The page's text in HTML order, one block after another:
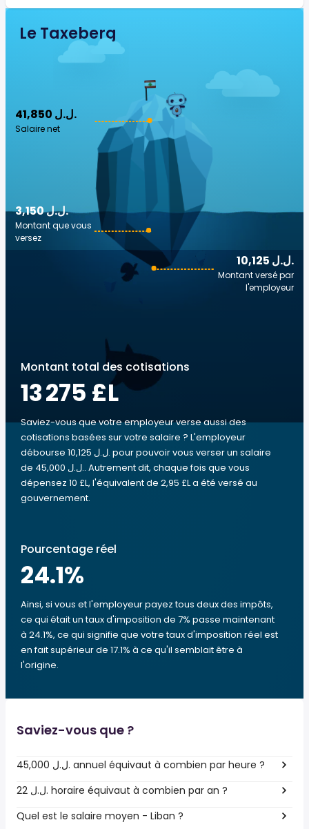
Le Taxeberg
41,850 ل.ل.‎
Salaire net
10,125 ل.ل.‎
Montant versé par
l'employeur
3,150 ل.ل.‎
Montant que vous
versez
Montant total des cotisations
13 275 £L
Saviez-vous que votre employeur verse aussi des
cotisations basées sur votre salaire ? L'employeur
débourse 10,125 ل.ل.‎ pour pouvoir vous verser un salaire
de 45,000 ل.ل.‎. Autrement dit, chaque fois que vous
dépensez 10 £L, l'équivalent de 2,95 £L a été versé au
gouvernement.
Pourcentage réel
24.1%
Ainsi, si vous et l'employeur payez tous deux des impôts,
ce qui était un taux d'imposition de 7% passe maintenant
à 24.1%, ce qui signifie que votre taux d'imposition réel est
en fait supérieur de 17.1% à ce qu'il semblait être à
l'origine.
Saviez-vous que ?
45,000 ل.ل.‎ annuel équivaut à combien par heure ?
22 ل.ل.‎ horaire équivaut à combien par an ?
Quel est le salaire moyen - Liban ?